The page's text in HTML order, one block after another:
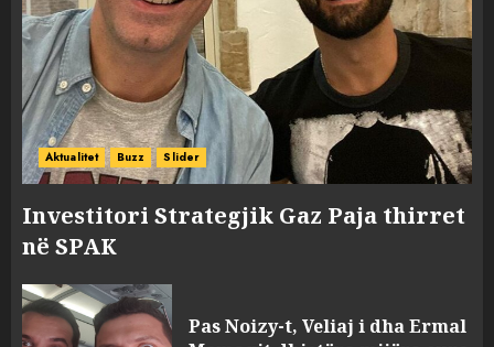
Aktualitet Buzz Slider
Investitori Strategjik Gaz Paja thirret
në SPAK
Pas Noizy-t, Veliaj i dha Ermal